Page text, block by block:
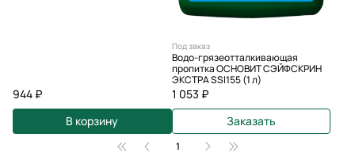
944 ₽
В корзину
Под заказ
Водо-грязеотталкивающая
пропитка ОСНОВИТ СЭЙФСКРИН
ЭКСТРА SSl155 (1 л)
1 053 ₽
Заказать
1